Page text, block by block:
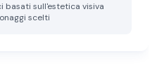
basati sull'estetica visiva
scelti